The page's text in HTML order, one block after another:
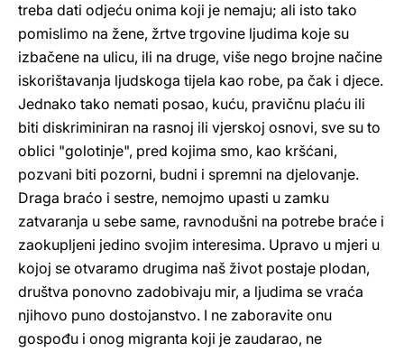
treba dati odjeću onima koji je nemaju; ali isto tako
pomislimo na žene, žrtve trgovine ljudima koje su
izbačene na ulicu, ili na druge, više nego brojne načine
iskorištavanja ljudskoga tijela kao robe, pa čak i djece.
Jednako tako nemati posao, kuću, pravičnu plaću ili
biti diskriminiran na rasnoj ili vjerskoj osnovi, sve su to
oblici "golotinje", pred kojima smo, kao kršćani,
pozvani biti pozorni, budni i spremni na djelovanje.
Draga braćo i sestre, nemojmo upasti u zamku
zatvaranja u sebe same, ravnodušni na potrebe braće i
zaokupljeni jedino svojim interesima. Upravo u mjeri u
kojoj se otvaramo drugima naš život postaje plodan,
društva ponovno zadobivaju mir, a ljudima se vraća
njihovo puno dostojanstvo. I ne zaboravite onu
gospođu i onog migranta koji je zaudarao, ne